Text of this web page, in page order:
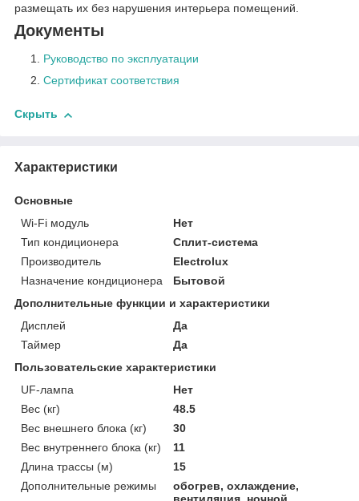
размещать их без нарушения интерьера помещений.
Документы
Руководство по эксплуатации
Сертификат соответствия
Скрыть
Характеристики
Основные
Wi-Fi модуль
Нет
Тип кондиционера
Сплит-система
Производитель
Electrolux
Назначение кондиционера
Бытовой
Дополнительные функции и характеристики
Дисплей
Да
Таймер
Да
Пользовательские характеристики
UF-лампа
Нет
Вес (кг)
48.5
Вес внешнего блока (кг)
30
Вес внутреннего блока (кг)
11
Длина трассы (м)
15
Дополнительные режимы
обогрев, охлаждение,
вентиляция, ночной,